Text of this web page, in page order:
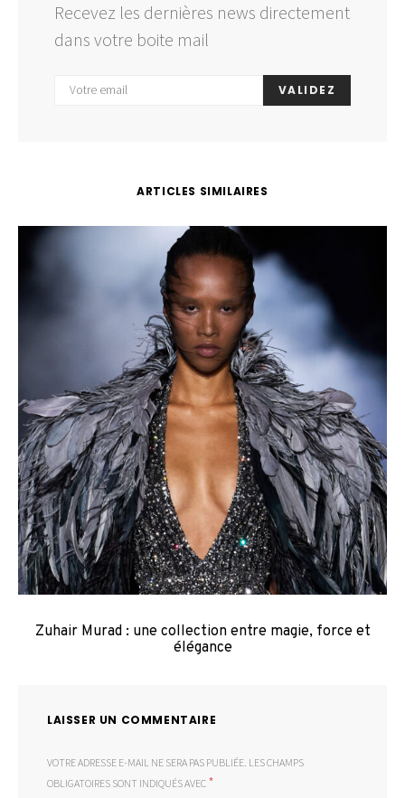
Recevez les dernières news directement
dans votre boite mail
VALIDEZ
ARTICLES SIMILAIRES
Zuhair Murad : une collection entre magie, force et
élégance
LAISSER UN COMMENTAIRE
VOTRE ADRESSE E-MAIL NE SERA PAS PUBLIÉE. LES CHAMPS
OBLIGATOIRES SONT INDIQUÉS AVEC *